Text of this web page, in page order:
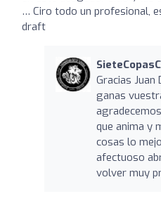
… Ciro todo un profesional,
draft
Gracias Juan
ganas
que anima y
cosas lo
afectuoso
volver muy